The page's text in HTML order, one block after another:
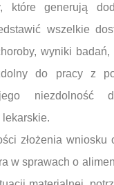
które generują
wszelkie
wyniki
do pracy z
jego
złożenia
w sprawach o